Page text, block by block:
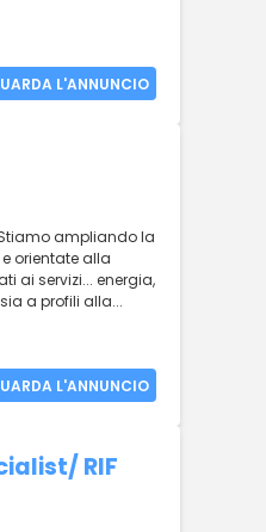
L'ANNUNCIO
Stiamo ampliando la
orientate alla
ai servizi... energia,
a profili alla...
L'ANNUNCIO
RIF